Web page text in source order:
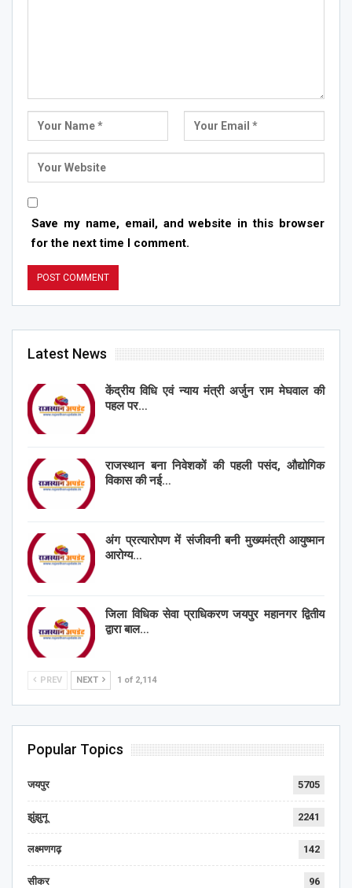
Save my name, email, and website in this browser
for the next time I comment.
Latest News
केंद्रीय विधि एवं न्याय मंत्री अर्जुन राम मेघवाल की
पहल पर…
राजस्थान बना निवेशकों की पहली पसंद, औद्योगिक
विकास की नई…
अंग प्रत्यारोपण में संजीवनी बनी मुख्यमंत्री आयुष्मान
आरोग्य…
जिला विधिक सेवा प्राधिकरण जयपुर महानगर द्वितीय
द्वारा बाल…
PREV NEXT 1 of 2,114
Popular Topics
जयपुर 5705
झुंझुनू 2241
लक्ष्मणगढ़ 142
सीकर 96